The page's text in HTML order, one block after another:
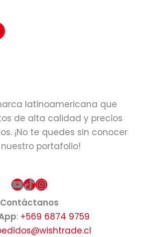
latinoamericana que
de alta calidad y precios
¡No te quedes sin conocer
portafolio!
YouTube
TikTok
Instagram
Contáctanos
: +569 6874 9759